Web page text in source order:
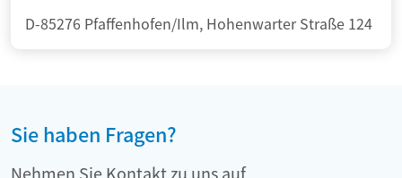
D-85276 Pfaffenhofen/Ilm, Hohenwarter Straße 124
Sie haben Fragen?
Nehmen Sie Kontakt zu uns auf